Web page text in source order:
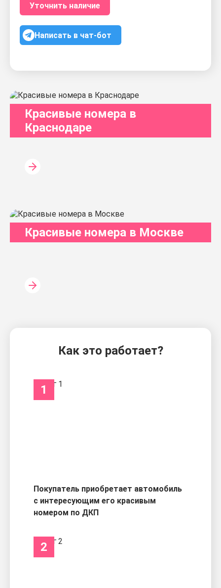
Уточнить наличие
Написать в чат-бот
Красивые номера в
Краснодаре
Красивые номера в Москве
Как это работает?
1
Покупатель приобретает автомобиль
с интересующим его красивым
номером по ДКП
2